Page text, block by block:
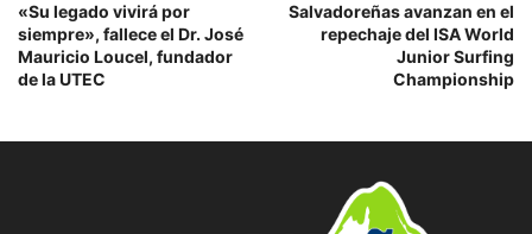
«Su legado vivirá por
siempre», fallece el Dr. José
Mauricio Loucel, fundador
de la UTEC
Salvadoreñas avanzan en el
repechaje del ISA World
Junior Surfing
Championship